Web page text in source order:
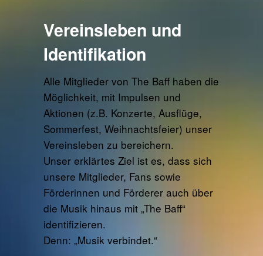
Vereinsleben und
Identifikation
Alle Mitglieder von The Baff haben die
Möglichkeit, mit Impulsen und
Aktionen (z.B. Konzerte, Ausflüge,
Sommerfest, Weihnachtsfeier) unser
Vereinsleben zu bereichern.
Unser erklärtes Ziel ist es, dass sich
unsere Mitglieder, Fans sowie
Förderinnen und Förderer auch über
die Musik hinaus mit „The Baff“
identifizieren.
Denn: „Musik verbindet.“